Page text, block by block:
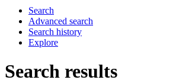
Search
Advanced search
Search history
Explore
Search results